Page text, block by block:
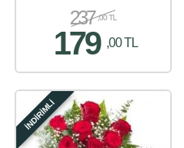
237 ,00 TL
179 ,00 TL
İNDİRİMLİ